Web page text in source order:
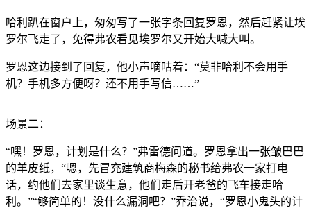
哈利趴在窗户上，匆匆写了一张字条回复罗恩，然后赶紧让埃
罗尔飞走了，免得弗农看见埃罗尔又开始大喊大叫。
罗恩这边接到了回复，他小声嘀咕着：“莫非哈利不会用手
机？手机多方便呀？还不用手写信……”
场景二：
“嘿！罗恩，计划是什么？”弗雷德问道。罗恩拿出一张皱巴巴
的羊皮纸，“嗯，先冒充建筑商梅森的秘书给弗农一家打电
话，约他们去家里谈生意，他们走后开老爸的飞车接走哈
利。”“够简单的！没什么漏洞吧？”乔治说，“罗恩小鬼头的计